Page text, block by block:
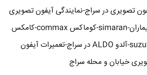
تصویری در سراج-نمایندگی آیفون تصویری
تابا-tabaالکتروپیک,سیماران-simaran-کوماکس commax-کامکس
camax-سوزوکی suzuki-آلدو ALDO در سراج-تعمیرات آیفون
خیابان و محله سراج